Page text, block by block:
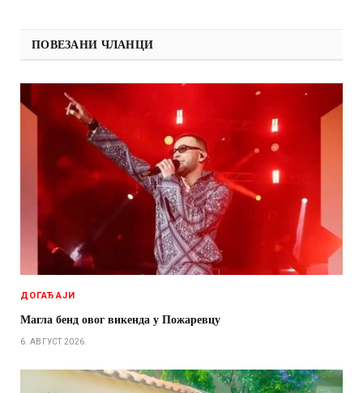
ПОВЕЗАНИ ЧЛАНЦИ
ДОГАЂАЈИ
Магла бенд овог викенда у Пожаревцу
6. АВГУСТ 2026.